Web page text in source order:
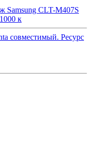
Samsung CLT-M407S
к
совместимый. Ресурс